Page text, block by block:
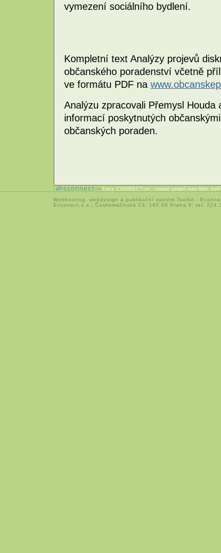
vymezení sociálního bydlení.
Kompletní text Analýzy projevů
občanského poradenství včetně
ve formátu PDF na
Analýzu zpracovali Přemysl
informací poskytnutých
občanských poraden.
Easy CONNECTion - snadné spojení mezi lidmi,
Webhosting webdesign a publikační systém Toolkit -
Econnect,o.s.; Českomalínská 23; 160 00 Praha 6; tel: 224